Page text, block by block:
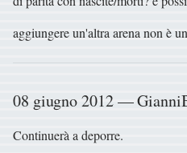
aggiungere un'altra arena non è
08 giugno 2012 —
Continuerà a deporre.